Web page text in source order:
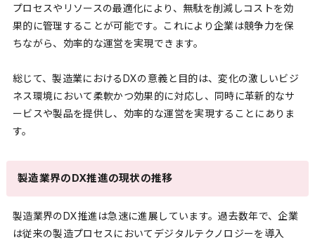
プロセスやリソースの最適化により、無駄を削減しコストを効
果的に管理することが可能です。これにより企業は競争力を保
ちながら、効率的な運営を実現できます。
総じて、製造業におけるDXの意義と目的は、変化の激しいビジ
ネス環境において柔軟かつ効果的に対応し、同時に革新的なサ
ービスや製品を提供し、効率的な運営を実現することにありま
す。
製造業界のDX推進の現状の推移
製造業界のDX推進は急速に進展しています。過去数年で、企業
は従来の製造プロセスにおいてデジタルテクノロジーを導入